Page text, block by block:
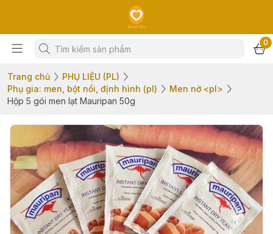
0
Trang chủ
PHỤ LIỆU (PL)
Phụ gia: men, bột nổi, định hình (pl)
Men nở <pl>
Hộp 5 gói men lạt Mauripan 50g